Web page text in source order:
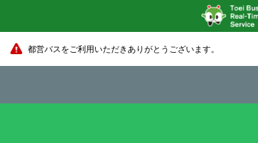
都営バスをご利用いただきありがとうございます。